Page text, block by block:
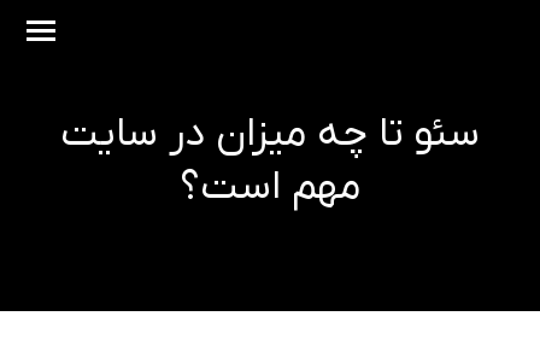
سئو تا چه میزان در سایت
مهم است؟